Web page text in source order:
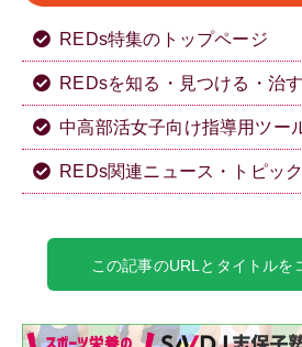
REDs特集のトップページ
REDsを知る・見つける・治
中高部活女子向け指導用ツー
REDs関連ニュース・トピッ
この記事のURLとタイトルを